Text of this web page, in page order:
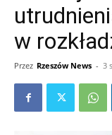
w
Przez Rzeszów News - 3